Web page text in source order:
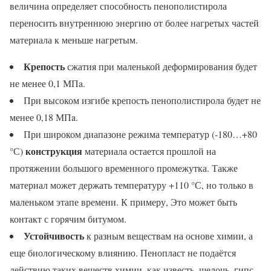
величина определяет способность пенополистирола
переносить внутреннюю энергию от более нагретых частей
материала к меньше нагретым.
Крепостьсжатия при маленькой деформирования будет
не менее 0,1 МПa.
При высоком изгибе крепость пенополистирола будет не
менее 0,18 МПa.
При широком диапазоне режима температур (-180…+80
°С)конструкцияматериала остается прошлой на
протяжении большого временного промежутка. Также
материал может держать температуру +110 °С, но только в
маленьком этапе времени. К примеру, Это может быть
контакт с горячим битумом.
Устойчивостьк разным веществам на основе химии, а
еще биологическому влиянию. Пенопласт не подаётся